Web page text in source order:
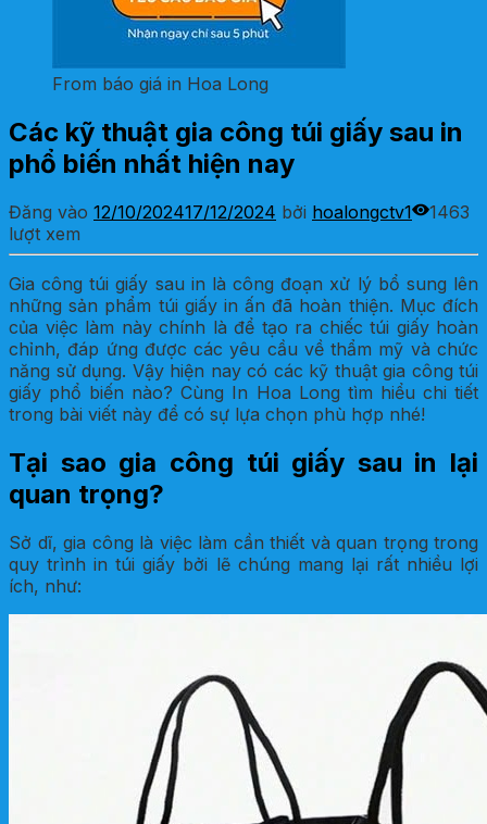
From báo giá in Hoa Long
Các kỹ thuật gia công túi giấy sau in
phổ biến nhất hiện nay
Đăng vào 12/10/202417/12/2024 bởi hoalongctv1
1463
lượt xem
Gia công túi giấy sau in là công đoạn xử lý bổ sung lên
những sản phẩm túi giấy in ấn đã hoàn thiện. Mục đích
của việc làm này chính là để tạo ra chiếc túi giấy hoàn
chỉnh, đáp ứng được các yêu cầu về thẩm mỹ và chức
năng sử dụng. Vậy hiện nay có các kỹ thuật gia công túi
giấy phổ biến nào? Cùng In Hoa Long tìm hiểu chi tiết
trong bài viết này để có sự lựa chọn phù hợp nhé!
Tại sao gia công túi giấy sau in lại
quan trọng?
Sở dĩ, gia công là việc làm cần thiết và quan trọng trong
quy trình in túi giấy bởi lẽ chúng mang lại rất nhiều lợi
ích, như: